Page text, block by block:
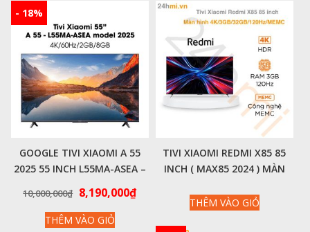
- 18%
GOOGLE TIVI XIAOMI A 55
2025 55 INCH L55MA-ASEA –
10,000,000₫ Giá
là:
8,190,000₫Giá
THÊM VÀO GIỎ
TIVI XIAOMI REDMI X85 85
INCH ( MAX85 2024 ) MÀN
BẢN NỘI ĐỊA
THÊM VÀO GIỎ